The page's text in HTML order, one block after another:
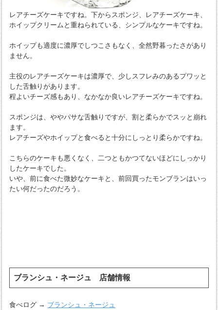
レアチーズケーキですね。下からスポンジ、レアチーズケーキ、
ホイップクリームと重ねられている、シンプルなケーキですね。
ホイップも適度に濃厚でしつこさもなく、全然野暮ったさがあり
ません。
主役のレアチーズケーキは濃厚で、少しスフレみのあるプワッと
した舌触りがあります。
程よいチーズ感もあり、なかなか良いレアチーズケーキですね。
スポンジは、ややパサな舌触りですが、割と柔らかでスッと崩れ
ます。
レアチーズやホイップと食べると十分にしっとり柔らかですね。
こちらのケーキも悪くなく、二つともかつてないほどにしっかり
したケーキでした。
いや、前に食べた微妙なケーキと、前回買ったモンブランはいっ
たい何だったのだろう。
ブランシュ・ネージュ 店舗情報
食べログ → ブランシュ・ネージュ